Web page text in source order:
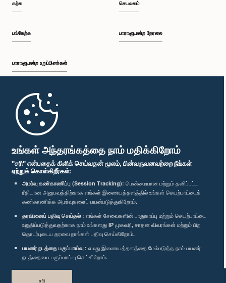
உங்கள் அந்தரங்கத்தை நாம் மதிக்கிறோம்
"சரி" என்பதைக் கிளிக் செய்வதன் மூலம், பின்வருவனவற்றை நீங்கள்
ஏற்றுக் கொள்கிறீர்கள்:
அமர்வு கண்காணிப்பு (Session Tracking): மென்மையான மற்றும் தனிப்பட்ட
ரீதியான அனுபவத்திற்காக எங்கள் இணையத்தளத்தில் உங்கள் செயற்பாட்டைக்
கண்காணிக்க அமர்வுகளைப் பயன்படுத்துகிறோம்.
தரவினைப் பதிவு செய்தல் : எங்கள் சேவைகளின் பாதுகாப்பு மற்றும் செயற்பாட்டை
உறுதிப்படுத்துவதற்காக நாம் உங்களது IP முகவரி, சாதன விவரங்கள் மற்றும் பிற
தொடர்புடைய தரவை நாங்கள் பதிவு செய்கிறோம்.
பயனர் நடத்தை பகுப்பாய்வு : எமது இணையத்தளத்தை மேம்படுத்த நாம் பயனர்
நடத்தையை பகுப்பாய்வு செய்கிறோம்.
சரி
கற்க
பங்கேற்க
பாராளுமன்ற உறுப்பினர்கள்
முதற்பக்கம்
செயலகம்
பாராளுமன்ற நேரலை
பாராளுமன்ற கையடக்க செயலி
எம்மை பின்தொடர்க :
விருதுகள்
தனியுரிமைக் கொள்கை